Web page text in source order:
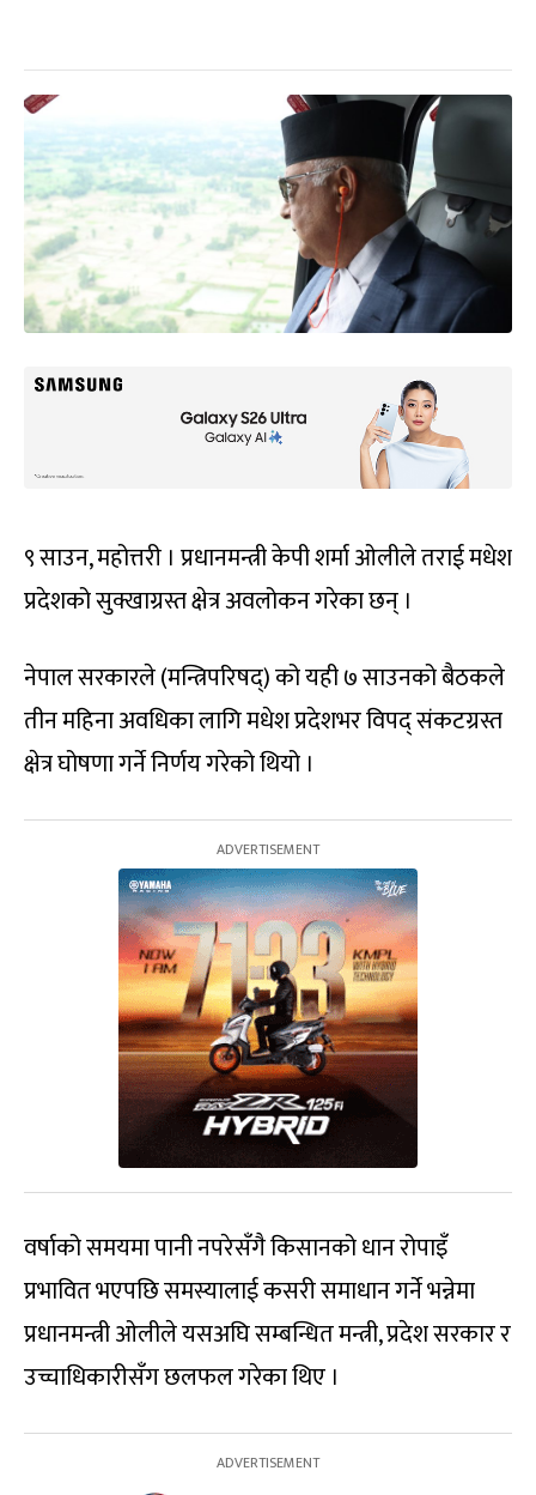
९ साउन, महोत्तरी । प्रधानमन्त्री केपी शर्मा ओलीले तराई मधेश
प्रदेशको सुक्खाग्रस्त क्षेत्र अवलोकन गरेका छन् ।
नेपाल सरकारले (मन्त्रिपरिषद्) को यही ७ साउनको बैठकले
तीन महिना अवधिका लागि मधेश प्रदेशभर विपद् संकटग्रस्त
क्षेत्र घोषणा गर्ने निर्णय गरेको थियो ।
वर्षाको समयमा पानी नपरेसँगै किसानको धान रोपाइँ
प्रभावित भएपछि समस्यालाई कसरी समाधान गर्ने भन्नेमा
प्रधानमन्त्री ओलीले यसअघि सम्बन्धित मन्त्री, प्रदेश सरकार र
उच्चाधिकारीसँग छलफल गरेका थिए ।